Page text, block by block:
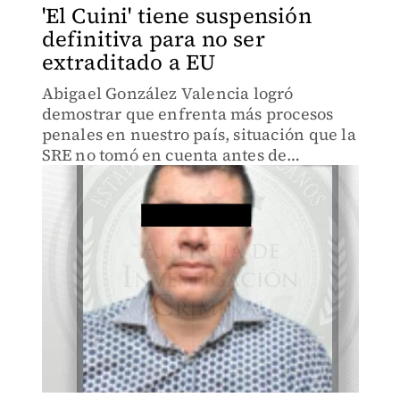
'El Cuini' tiene suspensión
definitiva para no ser
extraditado a EU
Abigael González Valencia logró
demostrar que enfrenta más procesos
penales en nuestro país, situación que la
SRE no tomó en cuenta antes de
pronunciarse sobre la extradición.